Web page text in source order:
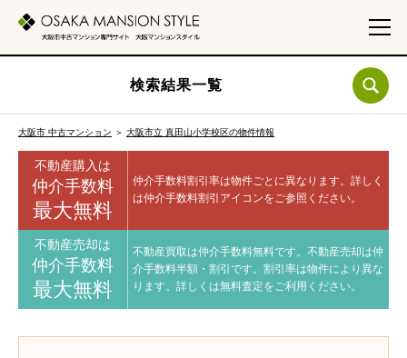
検索結果一覧
大阪市 中古マンション ＞ 大阪市立 真田山小学校区の物件情報
不動産購入は
仲介手数料
最大無料
仲介手数料割引率は物件ごとに異なります。 詳しく
は仲介手数料割引アイコンをご参照ください。
不動産売却は
仲介手数料
最大無料
不動産買取は仲介手数料無料です。 不動産売却は仲
介手数料半額・割引です。 割引率は物件により異な
ります。 詳しくは無料査定をご利用ください。